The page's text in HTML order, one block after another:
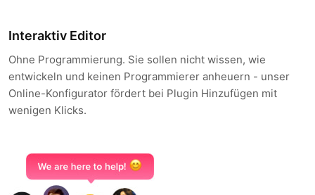
Interaktiv Editor
Ohne Programmierung. Sie sollen nicht wissen, wie
entwickeln und keinen Programmierer anheuern - unser
Online-Konfigurator fördert bei Plugin Hinzufügen mit
wenigen Klicks.